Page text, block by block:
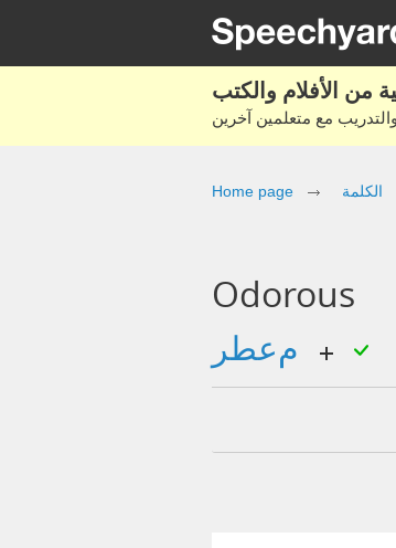
Home page الكلمة
Odorous